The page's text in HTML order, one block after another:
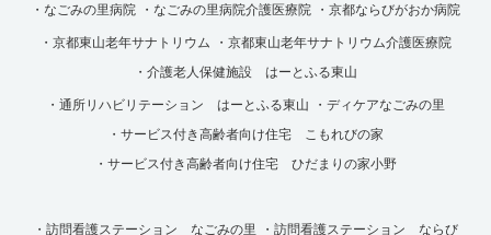
・なごみの里病院
・なごみの里病院介護医療院 ・京都ならびがおか病院
・京都東山老年サナトリウム
・京都東山老年サナトリウム介護医療院
・介護老人保健施設 はーとふる東山
・通所リハビリテーション はーとふる東山
・ディケアなごみの里
・サービス付き高齢者向け住宅 こもれびの家
・サービス付き高齢者向け住宅 ひだまりの家小野
・訪問看護ステーション なごみの里 ・訪問看護ステーション ならび